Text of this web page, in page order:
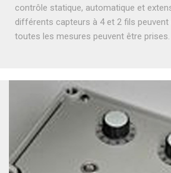
contrôle statique, automatique et
différents capteurs à 4 et 2 fils
toutes les mesures peuvent être prises.